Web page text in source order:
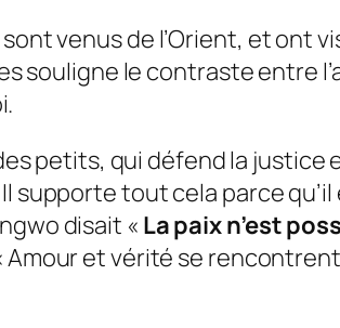
venus de l’Orient, et ont
souligne le contraste entre
petits, qui défend la
supporte tout cela parce
disait « La paix n’est
Amour et vérité se